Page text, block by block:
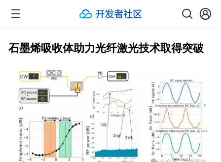
石墨烯吸收体助力光纤激光技术取得突破